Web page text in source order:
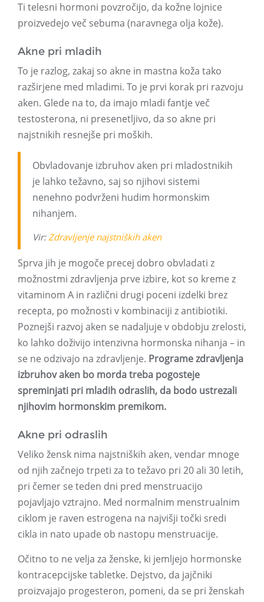
Ti telesni hormoni povzročijo, da kožne lojnice
proizvedejo več sebuma (naravnega olja kože).
Akne pri mladih
To je razlog, zakaj so akne in mastna koža tako
razširjene med mladimi. To je prvi korak pri razvoju
aken. Glede na to, da imajo mladi fantje več
testosterona, ni presenetljivo, da so akne pri
najstnikih resnejše pri moških.
Obvladovanje izbruhov aken pri mladostnikih
je lahko težavno, saj so njihovi sistemi
nenehno podvrženi hudim hormonskim
nihanjem.
Vir:Zdravljenje najstniških aken
Sprva jih je mogoče precej dobro obvladati z
možnostmi zdravljenja prve izbire, kot so kreme z
vitaminom A in različni drugi poceni izdelki brez
recepta, po možnosti v kombinaciji z antibiotiki.
Poznejši razvoj aken se nadaljuje v obdobju zrelosti,
ko lahko doživijo intenzivna hormonska nihanja – in
se ne odzivajo na zdravljenje. Programe zdravljenja
izbruhov aken bo morda treba pogosteje
spreminjati pri mladih odraslih, da bodo ustrezali
njihovim hormonskim premikom.
Akne pri odraslih
Veliko žensk nima najstniških aken, vendar mnoge
od njih začnejo trpeti za to težavo pri 20 ali 30 letih,
pri čemer se teden dni pred menstruacijo
pojavljajo vztrajno. Med normalnim menstrualnim
ciklom je raven estrogena na najvišji točki sredi
cikla in nato upade ob nastopu menstruacije.
Očitno to ne velja za ženske, ki jemljejo hormonske
kontracepcijske tabletke. Dejstvo, da jajčniki
proizvajajo progesteron, pomeni, da se pri ženskah